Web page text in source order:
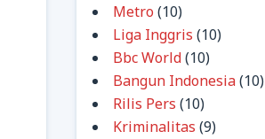
Metro (10)
Liga Inggris (10)
Bbc World(10)
Bangun Indonesia(10)
Rilis Pers (10)
Kriminalitas (9)